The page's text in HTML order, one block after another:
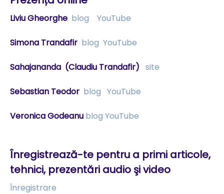
Liviu Gheorghe blog YouTube
Simona Trandafir blog YouTube
Sahajananda (Claudiu Trandafir) site
Sebastian Teodor blog YouTube
Veronica Godeanu blog YouTube
Înregistrează-te pentru a primi articole,
tehnici, prezentări audio şi video
Înregistrare